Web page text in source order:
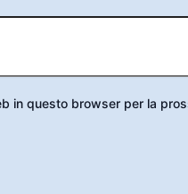
in questo browser per la